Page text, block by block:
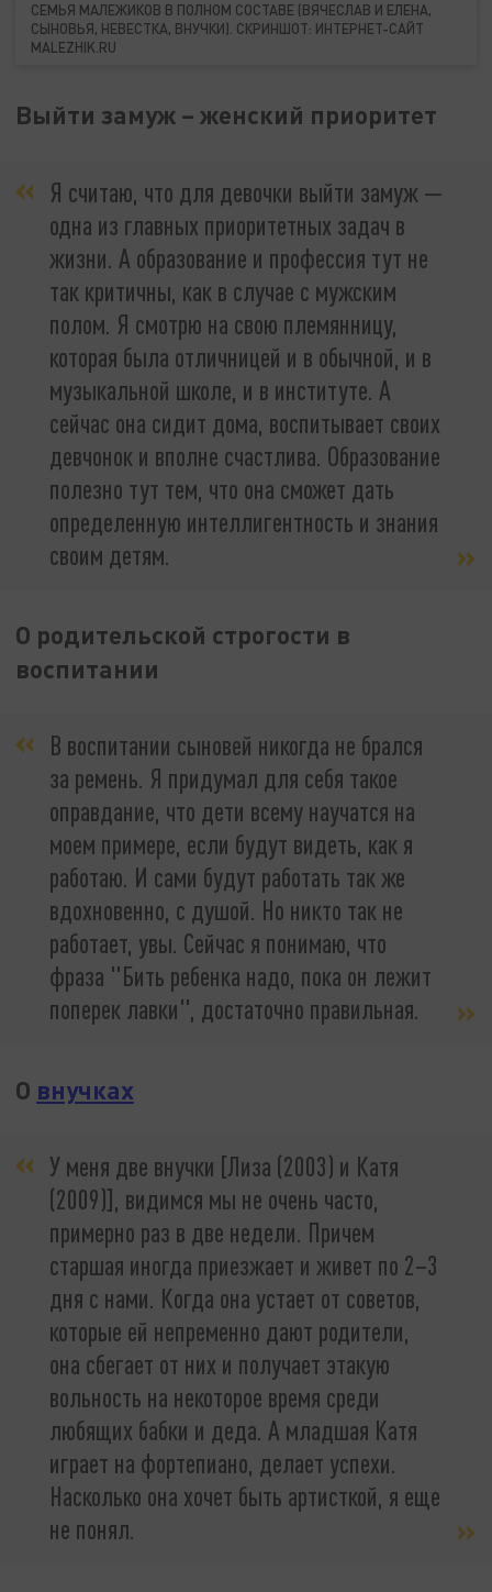
СЕМЬЯ МАЛЕЖИКОВ В ПОЛНОМ СОСТАВЕ (ВЯЧЕСЛАВ И ЕЛЕНА,
СЫНОВЬЯ, НЕВЕСТКА, ВНУЧКИ). СКРИНШОТ: ИНТЕРНЕТ-САЙТ
MALEZHIK.RU
Выйти замуж – женский приоритет
Я считаю, что для девочки выйти замуж —
одна из главных приоритетных задач в
жизни. А образование и профессия тут не
так критичны, как в случае с мужским
полом. Я смотрю на свою племянницу,
которая была отличницей и в обычной, и в
музыкальной школе, и в институте. А
сейчас она сидит дома, воспитывает своих
девчонок и вполне счастлива. Образование
полезно тут тем, что она сможет дать
определенную интеллигентность и знания
своим детям.
О родительской строгости в
воспитании
В воспитании сыновей никогда не брался
за ремень. Я придумал для себя такое
оправдание, что дети всему научатся на
моем примере, если будут видеть, как я
работаю. И сами будут работать так же
вдохновенно, с душой. Но никто так не
работает, увы. Сейчас я понимаю, что
фраза "Бить ребенка надо, пока он лежит
поперек лавки", достаточно правильная.
О внучках
У меня две внучки [Лиза (2003) и Катя
(2009)], видимся мы не очень часто,
примерно раз в две недели. Причем
старшая иногда приезжает и живет по 2–3
дня с нами. Когда она устает от советов,
которые ей непременно дают родители,
она сбегает от них и получает этакую
вольность на некоторое время среди
любящих бабки и деда. А младшая Катя
играет на фортепиано, делает успехи.
Насколько она хочет быть артисткой, я еще
не понял.